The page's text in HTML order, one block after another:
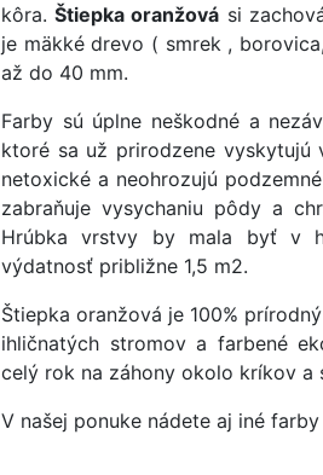
kôra.Štiepka oranžová si
je mäkké drevo ( smrek ,
až do 40 mm.
Farby sú úplne neškodné a
ktoré sa už prirodzene
netoxické a neohrozujú
zabraňuje vysychaniu pôdy a
Hrúbka vrstvy by mala byť v
výdatnosť približne 1,5 m2.
Štiepka oranžová je 100%
ihličnatých stromov a farbené
celý rok na záhony okolo kríkov a
V našej ponuke nádete aj iné